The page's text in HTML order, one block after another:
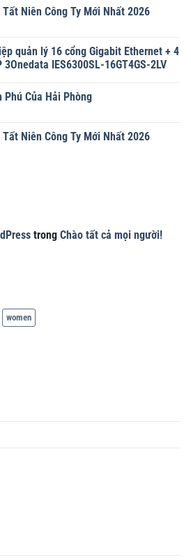
Tất Niên Công Ty Mới Nhất 2026
quản lý 16 cổng Gigabit Ethernet + 4
IES6300SL-16GT4GS-2LV
Phú Của Hải Phòng
Tất Niên Công Ty Mới Nhất 2026
trong Chào tất cả mọi người!
women